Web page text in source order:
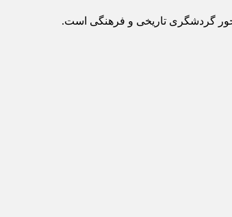
محور گردشگری تاریخی و فرهنگی است.